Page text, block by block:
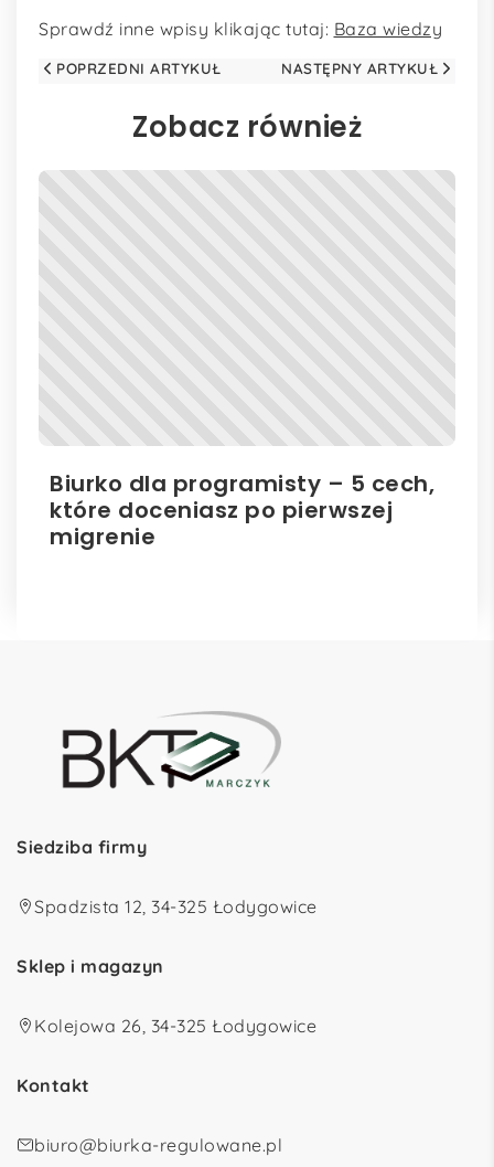
Sprawdź inne wpisy klikając tutaj: Baza wiedzy
POPRZEDNI ARTYKUŁ NASTĘPNY ARTYKUŁ
Zobacz również
Biurko dla programisty – 5 cech,
które doceniasz po pierwszej
migrenie
Siedziba firmy
Spadzista 12, 34-325 Łodygowice
Sklep i magazyn
Kolejowa 26, 34-325 Łodygowice
Kontakt
biuro@biurka-regulowane.pl